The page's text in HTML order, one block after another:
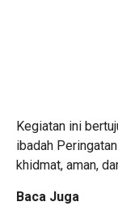
Kegiatan ini
ibadah
khidmat, aman,
Baca Juga